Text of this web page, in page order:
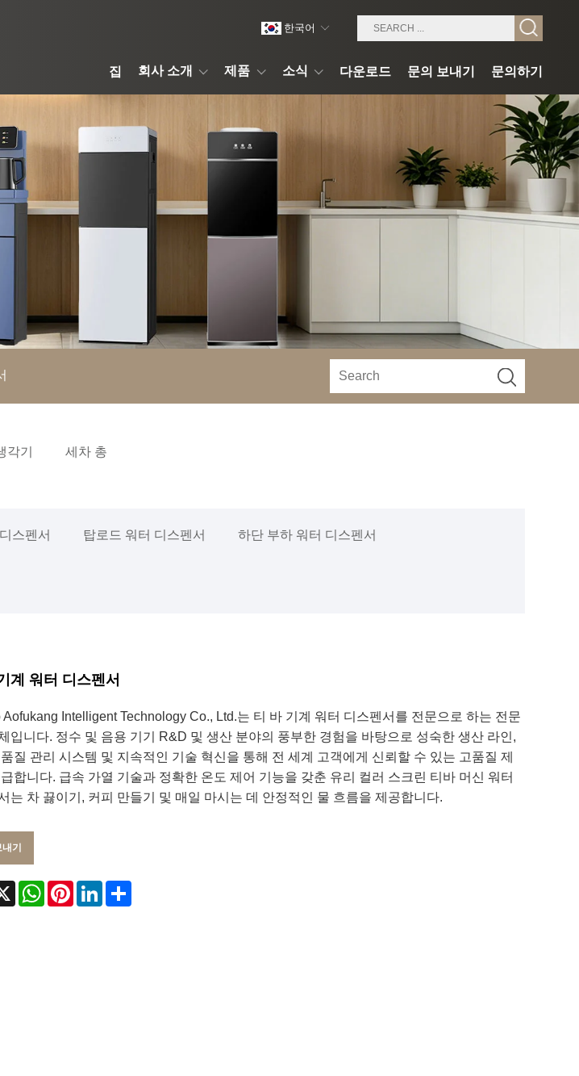
집 회사 소개 제품 소식 다운로드 문의 보내기 문의하기
한국어
각기 세차 총
스펜서 탑로드 워터 디스펜서 하단 부하 워터 디스펜서
계 워터 디스펜서
Aofukang Intelligent Technology Co., Ltd.는 티 바 기계 워터 디스펜서를 전문으로 하는 전문
입니다. 정수 및 음용 기기 R&D 및 생산 분야의 풍부한 경험을 바탕으로 성숙한 생산 라인,
질 관리 시스템 및 지속적인 기술 혁신을 통해 전 세계 고객에게 신뢰할 수 있는 고품질 제
합니다. 급속 가열 기술과 정확한 온도 제어 기능을 갖춘 유리 컬러 스크린 티바 머신 워터
는 차 끓이기, 커피 만들기 및 매일 마시는 데 안정적인 물 흐름을 제공합니다.
기
X WhatsApp
PinterestLinkedIn